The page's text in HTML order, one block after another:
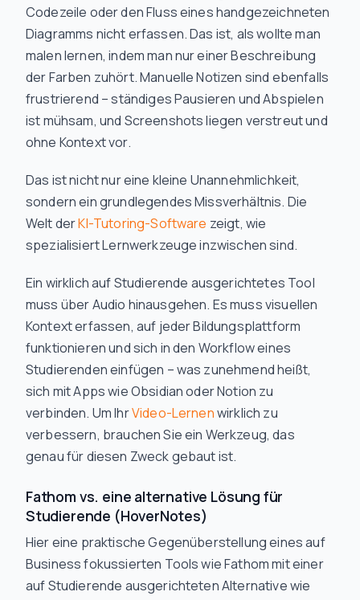
Codezeile oder den Fluss eines handgezeichneten
Diagramms nicht erfassen. Das ist, als wollte man
malen lernen, indem man nur einer Beschreibung
der Farben zuhört. Manuelle Notizen sind ebenfalls
frustrierend – ständiges Pausieren und Abspielen
ist mühsam, und Screenshots liegen verstreut und
ohne Kontext vor.
Das ist nicht nur eine kleine Unannehmlichkeit,
sondern ein grundlegendes Missverhältnis. Die
Welt derKI-Tutoring-Software zeigt, wie
spezialisiert Lernwerkzeuge inzwischen sind.
Ein wirklich auf Studierende ausgerichtetes Tool
muss über Audio hinausgehen. Es muss visuellen
Kontext erfassen, auf jeder Bildungsplattform
funktionieren und sich in den Workflow eines
Studierenden einfügen – was zunehmend heißt,
sich mit Apps wie Obsidian oder Notion zu
verbinden. Um IhrVideo-Lernenwirklich zu
verbessern, brauchen Sie ein Werkzeug, das
genau für diesen Zweck gebaut ist.
Fathom vs. eine alternative Lösung für
Studierende (HoverNotes)
Hier eine praktische Gegenüberstellung eines auf
Business fokussierten Tools wie Fathom mit einer
auf Studierende ausgerichteten Alternative wie